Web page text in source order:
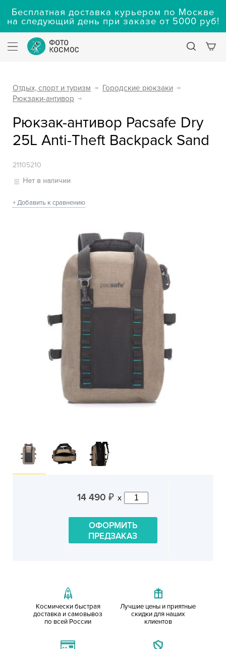
Бесплатная доставка курьером по Москве
на следующий день при заказе от 5000 руб!
Отдых, спорт и туризм → Городские рюкзаки →
Рюкзаки-антивор →
Рюкзак-антивор Pacsafe Dry
25L Anti-Theft Backpack Sand
21105210
Нет в наличии
+ Добавить к сравнению
14 490 ₽ x
ОФОРМИТЬ
ПРЕДЗАКАЗ
Космически быстрая
доставка и самовывоз
по всей России
Лучшие цены и приятные
скидки для наших
клиентов